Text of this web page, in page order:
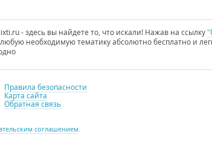
- здесь вы найдете то, что искали! Нажав на ссылку
необходимую тематику абсолютно бесплатно и
Правила безопасности
Карта сайта
Обратная связь
соглашением.